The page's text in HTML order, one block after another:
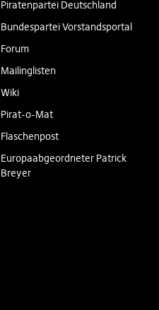
Piratenpartei Deutschland
Bundespartei Vorstandsportal
Forum
Mailinglisten
Wiki
Pirat-o-Mat
Flaschenpost
Europaabgeordneter Patrick
Breyer